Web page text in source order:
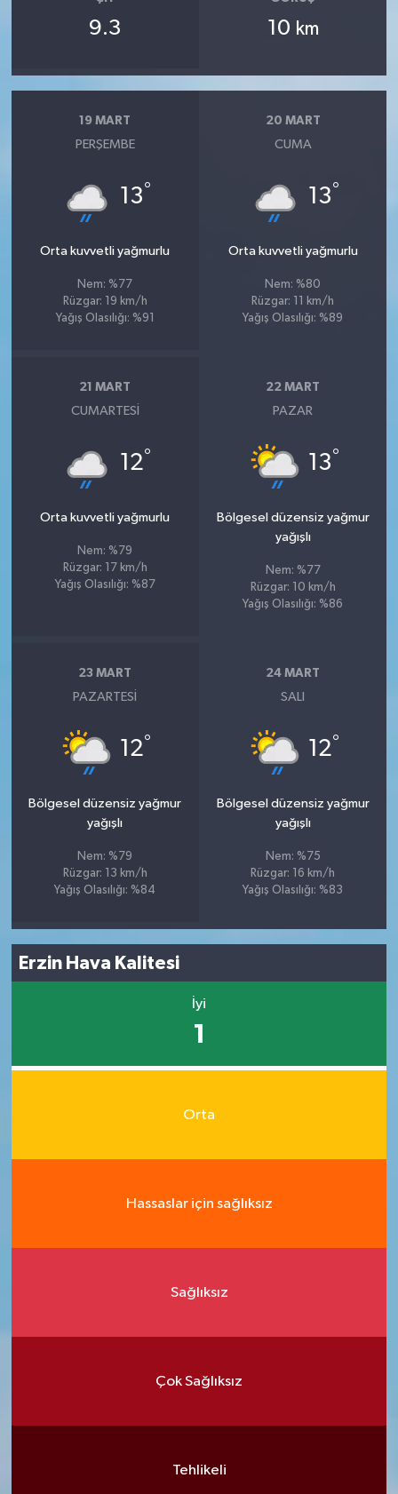
9.3 10 km
19 MART
PERŞEMBE
13°
Orta kuvvetli yağmurlu
Nem: %77
Rüzgar: 19 km/h
Yağış Olasılığı: %91
20 MART
CUMA
13°
Orta kuvvetli yağmurlu
Nem: %80
Rüzgar: 11 km/h
Yağış Olasılığı: %89
21 MART
CUMARTESI
12°
Orta kuvvetli yağmurlu
Nem: %79
Rüzgar: 17 km/h
Yağış Olasılığı: %87
22 MART
PAZAR
13°
Bölgesel düzensiz yağmur
yağışlı
Nem: %77
Rüzgar: 10 km/h
Yağış Olasılığı: %86
23 MART
PAZARTESI
12°
Bölgesel düzensiz yağmur
yağışlı
Nem: %79
Rüzgar: 13 km/h
Yağış Olasılığı: %84
24 MART
SALI
12°
Bölgesel düzensiz yağmur
yağışlı
Nem: %75
Rüzgar: 16 km/h
Yağış Olasılığı: %83
Erzin Hava Kalitesi
İyi
1
Orta
Hassaslar için sağlıksız
Sağlıksız
Çok Sağlıksız
Tehlikeli